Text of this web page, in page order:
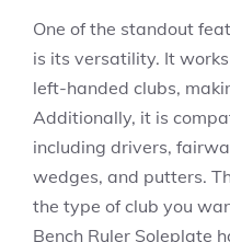
One of the standout
is its versatility. It
left-handed clubs,
Additionally, it is
including drivers,
wedges, and putters.
the type of club you
Bench Ruler Soleplate